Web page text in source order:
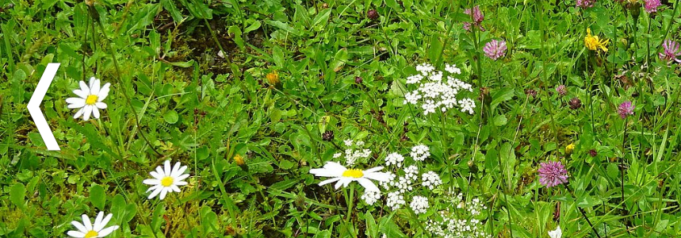
BFI
Ihre Werbung bei
uns?
E-Mail
Innsbruck Land
Schwaz
Kufstein
Kitzbühel
Osttirol
Imst
Reutte
Landeck
❬